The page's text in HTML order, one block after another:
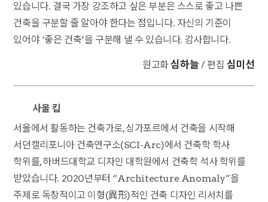
있습니다. 결국 가장 강조하고 싶은 부분은 스스로 좋고 나쁜
건축을 구분할 줄 알아야 한다는 점입니다. 자신의 기준이
있어야 ‘좋은 건축’을 구분해 낼 수 있습니다. 감사합니다.
원고화심하늘 / 편집 심미선
사울 킴
서울에서 활동하는 건축가로, 싱가포르에서 건축을 시작해
서던캘리포니아 건축연구소(SCI-Arc)에서 건축학 학사
학위를, 하버드대학교 디자인 대학원에서 건축학 석사 학위를
받았습니다. 2020년부터 “Architecture Anomaly”을
주제로 독창적이고 이형(異形)적인 건축 디자인 리서치를